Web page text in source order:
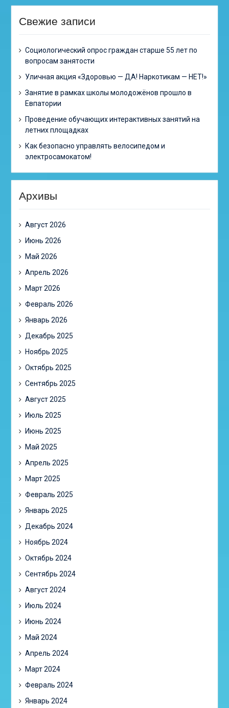
Свежие записи
Cоциологический опрос граждан старше 55 лет по
вопросам занятости
Уличная акция «Здоровью — ДА! Наркотикам — НЕТ!»
Занятие в рамках школы молодожёнов прошло в
Евпатории
Проведение обучающих интерактивных занятий на
летних площадках
Как безопасно управлять велосипедом и
электросамокатом!
Архивы
Август 2026
Июнь 2026
Май 2026
Апрель 2026
Март 2026
Февраль 2026
Январь 2026
Декабрь 2025
Ноябрь 2025
Октябрь 2025
Сентябрь 2025
Август 2025
Июль 2025
Июнь 2025
Май 2025
Апрель 2025
Март 2025
Февраль 2025
Январь 2025
Декабрь 2024
Ноябрь 2024
Октябрь 2024
Сентябрь 2024
Август 2024
Июль 2024
Июнь 2024
Май 2024
Апрель 2024
Март 2024
Февраль 2024
Январь 2024